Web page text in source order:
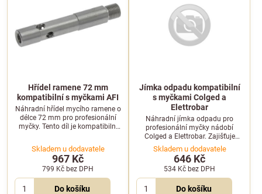
Hřídel ramene 72 mm
kompatibilní s myčkami AFI
Náhradní hřídel mycího ramene o
délce 72 mm pro profesionální
myčky. Tento díl je kompatibilní
Skladem u dodavatele
967 Kč
799 Kč bez DPH
Do košíku
Jímka odpadu kompatibilní
s myčkami Colged a
Elettrobar
Náhradní jímka odpadu pro
profesionální myčky nádobí
Colged a Elettrobar. Zajišťuje
spolehlivý odtok odpadní vody ze
stroje.
Skladem u dodavatele
646 Kč
534 Kč bez DPH
Do košíku